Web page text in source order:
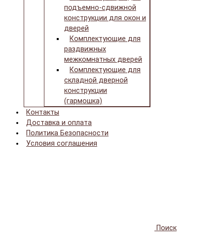
подъемно-сдвижной
конструкции для окон и
дверей
Комплектующие для
раздвижных
межкомнатных дверей
Комплектующие для
складной дверной
конструкции
(гармошка)
Контакты
Доставка и оплата
Политика Безопасности
Условия соглашения
Поиск